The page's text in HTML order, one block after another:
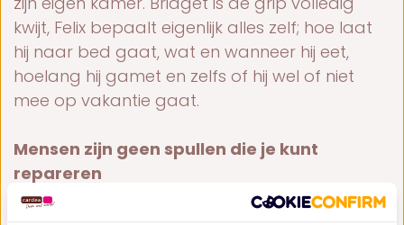
kwijt, Felix bepaalt eigenlijk alles zelf; hoe laat
hij naar bed gaat, wat en wanneer hij eet,
hoelang hij gamet en zelfs of hij wel of niet
mee op vakantie gaat.
Mensen zijn geen spullen die je kunt
repareren
Bij gezinnen zoals die van Felix hoop je soms